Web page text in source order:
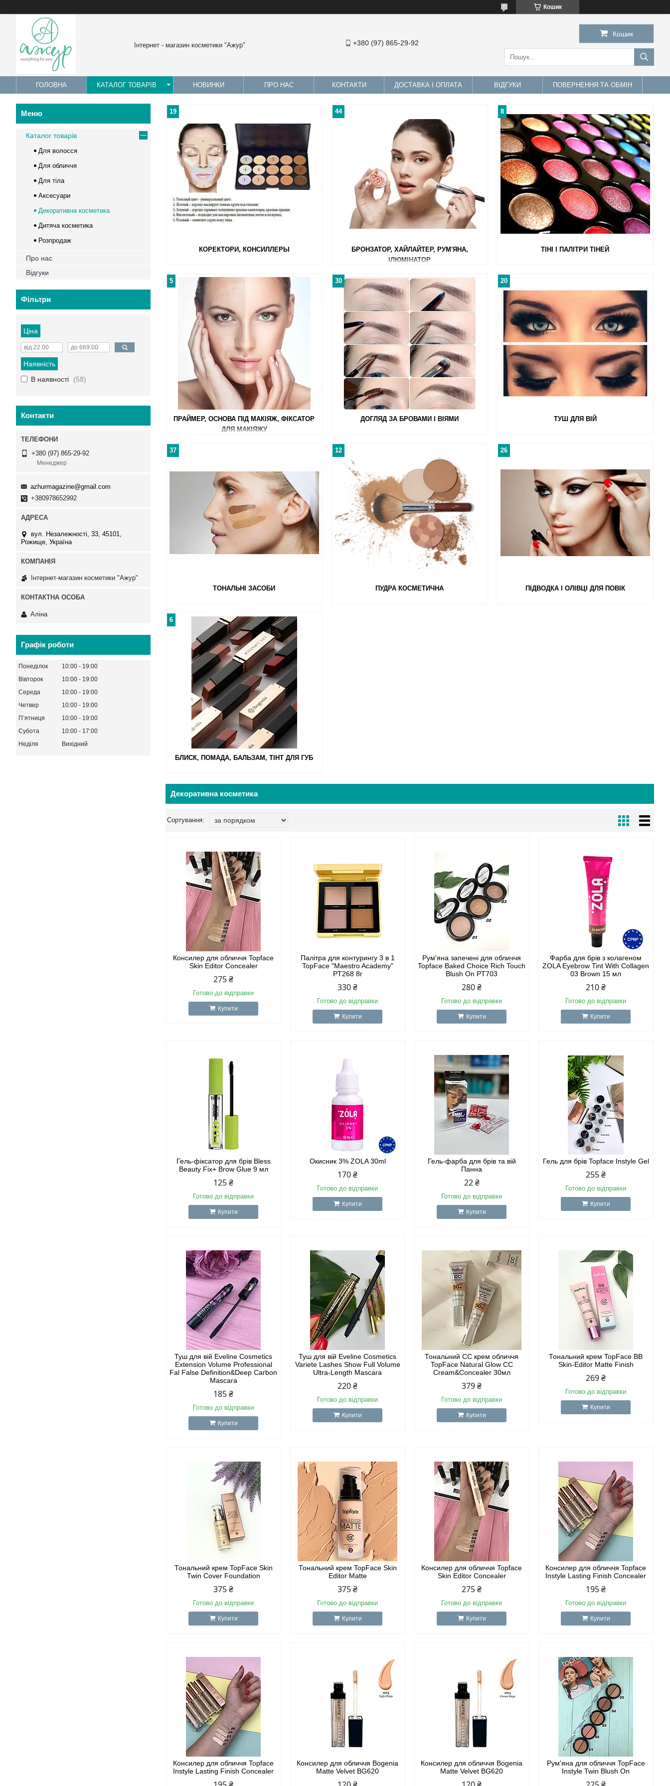
Кошик
Інтернет - магазин косметики "Ажур" +380 (97) 865-29-92
Кошик
ГОЛОВНА КАТАЛОГ ТОВАРІВ НОВИНКИ ПРО НАС КОНТАКТИ ДОСТАВКА І ОПЛАТА ВІДГУКИ ПОВЕРНЕННЯ ТА ОБМІН
КОРЕКТОРИ, КОНСИЛЛЕРЫ
19
БРОНЗАТОР, ХАЙЛАЙТЕР, РУМ'ЯНА,
ІЛЮМІНАТОР
44
ТІНІ І ПАЛІТРИ ТІНЕЙ
8
ПРАЙМЕР, ОСНОВА ПІД МАКІЯЖ, ФІКСАТОР
ДЛЯ МАКІЯЖУ
5
ДОГЛЯД ЗА БРОВАМИ І ВІЯМИ
30
ТУШ ДЛЯ ВІЙ
20
ТОНАЛЬНІ ЗАСОБИ
37
ПУДРА КОСМЕТИЧНА
12
ПІДВОДКА І ОЛІВЦІ ДЛЯ ПОВІК
26
БЛИСК, ПОМАДА, БАЛЬЗАМ, ТІНТ ДЛЯ ГУБ
6
Декоративна косметика
Консилер для обличчя Topface
Skin Editor Concealer
275 ₴
Готово до відправки
Купити
Палітра для контурингу 3 в 1
TopFace "Maestro Academy"
PT268 8г
330 ₴
Готово до відправки
Купити
Рум'яна запечені для обличчя
Topface Baked Choice Rich Touch
Blush On PT703
280 ₴
Готово до відправки
Купити
Фарба для брів з колагеном
ZOLA Eyebrow Tint With Collagen
03 Brown 15 мл
210 ₴
Готово до відправки
Купити
Гель-фіксатор для брів Bless
Beauty Fix+ Brow Glue 9 мл
125 ₴
Готово до відправки
Купити
Окисник 3% ZOLA 30ml
170 ₴
Готово до відправки
Купити
Гель‑фарба для брів та вій
Панна
22 ₴
Готово до відправки
Купити
Гель для брів Topface Instyle Gel
255 ₴
Готово до відправки
Купити
Туш для вій Eveline Cosmetics
Extension Volume Professional
Fal False Definition&Deep Carbon
Mascara
185 ₴
Готово до відправки
Купити
Туш для вій Eveline Cosmetics
Variete Lashes Show Full Volume
Ultra-Length Mascara
220 ₴
Готово до відправки
Купити
Тональний СС крем обличчя
TopFace Natural Glow CC
Cream&Concealer 30мл
379 ₴
Готово до відправки
Купити
Тональний крем TopFace BB
Skin-Editor Matte Finish
269 ₴
Готово до відправки
Купити
Тональний крем TopFace Skin
Twin Cover Foundation
375 ₴
Готово до відправки
Купити
Тональний крем TopFace Skin
Editor Matte
375 ₴
Готово до відправки
Купити
Консилер для обличчя Topface
Skin Editor Concealer
275 ₴
Готово до відправки
Купити
Консилер для обличчя Topface
Instyle Lasting Finish Concealer
195 ₴
Готово до відправки
Купити
Консилер для обличчя Topface
Instyle Lasting Finish Concealer
Консилер для обличчя Bogenia
Matte Velvet BG620
Консилер для обличчя Bogenia
Matte Velvet BG620
Рум'яна для обличчя TopFace
Instyle Twin Blush On
Каталог товарів
Для волосся
Для обличчя
Для тіла
Аксесуари
Декоративна косметика
Дитяча косметика
Розпродаж
Про нас
Відгуки
Фільтри
Ціна
Наявність
В наявності
58
Контакти
+380 (97) 865-29-92
Менеджер
azhurmagazine@gmail.com
+380978652992
вул. Незалежності, 33, 45101,
Рожище, Україна
Інтернет-магазин косметики "Ажур"
Аліна
Графік роботи
Понеділок 10:00
19:00
Вівторок
10:00
19:00
Середа
10:00
19:00
Четвер
10:00
19:00
Пʼятниця
10:00
19:00
Субота
10:00
17:00
Неділя
Вихідний